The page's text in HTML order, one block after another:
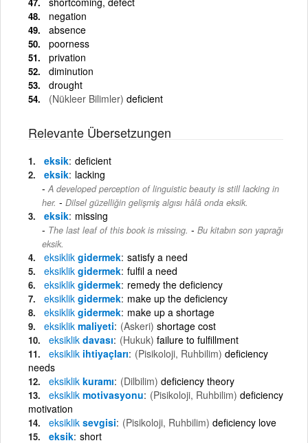
negation
absence
poorness
privation
diminution
drought
(Nükleer Bilimler) deficient
Relevante Übersetzungen
eksik deficient
eksik lacking
A developed perception of linguistic beauty is still lacking in
her. - Dilsel güzelliğin gelişmiş algısı hâlâ onda eksik.
eksik missing
The last leaf of this book is missing. - Bu kitabın son yaprağı
eksik.
eksiklik gidermek satisfy a need
eksiklik gidermek fulfil a need
eksiklik gidermek remedy the deficiency
eksiklik gidermek make up the deficiency
eksiklik gidermek make up a shortage
eksiklik maliyeti (Askeri) shortage cost
eksiklik davası (Hukuk) failure to fulfillment
eksiklik ihtiyaçları (Pisikoloji, Ruhbilim) deficiency
needs
eksiklik kuramı (Dilbilim) deficiency theory
eksiklik motivasyonu (Pisikoloji, Ruhbilim) deficiency
motivation
eksiklik sevgisi (Pisikoloji, Ruhbilim) deficiency love
eksik short